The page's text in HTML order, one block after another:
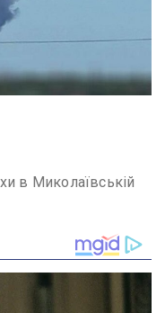
в Миколаївській